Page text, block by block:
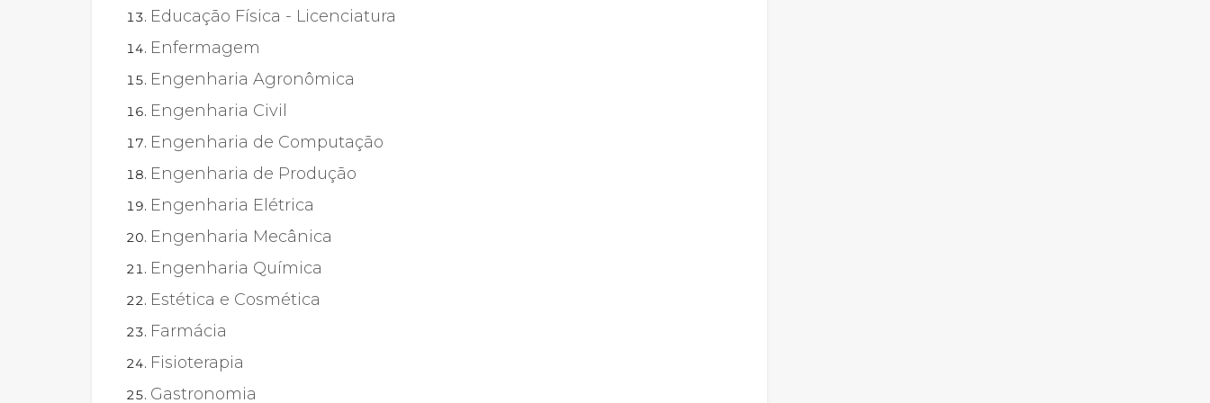
Educação Física - Licenciatura
Enfermagem
Engenharia Agronômica
Engenharia Civil
Engenharia de Computação
Engenharia de Produção
Engenharia Elétrica
Engenharia Mecânica
Engenharia Química
Estética e Cosmética
Farmácia
Fisioterapia
Gastronomia